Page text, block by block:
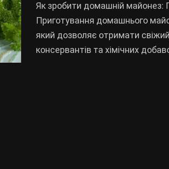
Як зробити домашній майонез:
Приготування домашнього
який дозволяє отримати
консервантів та хімічних